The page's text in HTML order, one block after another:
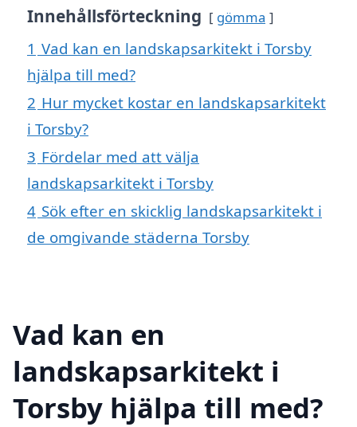
Innehållsförteckning gömma
1 Vad kan en landskapsarkitekt i Torsby
hjälpa till med?
2 Hur mycket kostar en landskapsarkitekt
i Torsby?
3 Fördelar med att välja
landskapsarkitekt i Torsby
4 Sök efter en skicklig landskapsarkitekt i
de omgivande städerna Torsby
Vad kan en
landskapsarkitekt i
Torsby hjälpa till med?